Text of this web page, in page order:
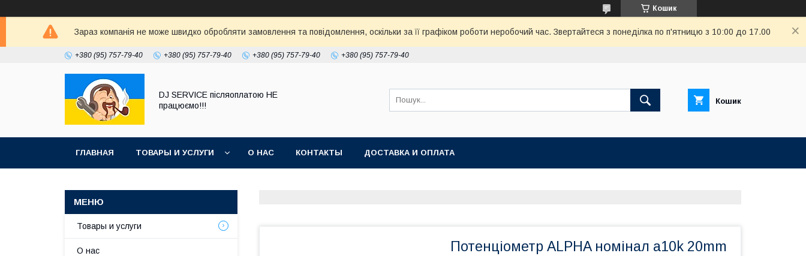
Кошик
Зараз компанія не може швидко обробляти замовлення та повідомлення, оскільки за її графіком роботи неробочий час. Звертайтеся з понеділка по п'ятницю з 10:00 до 17.00
+380 (95) 757-79-40 +380 (95) 757-79-40 +380 (95) 757-79-40 +380 (95) 757-79-40
DJ SERVICE пiсляоплатою НЕ
працюємо!!!
Кошик
ГЛАВНАЯ ТОВАРЫ И УСЛУГИ О НАС КОНТАКТЫ ДОСТАВКА И ОПЛАТА
Потенціометр ALPHA номінал a10k 20mm
Товары и услуги
О нас